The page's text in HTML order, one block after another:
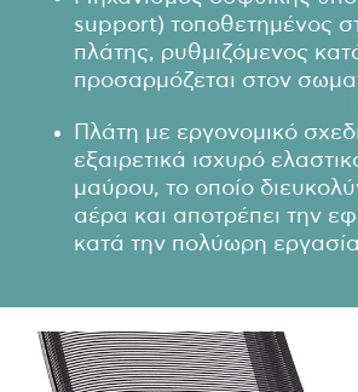
support) τοποθετημένος
πλάτης, ρυθμιζόμενος
προσαρμόζεται στον
Πλάτη με εργονομικό
εξαιρετικά ισχυρό
μαύρου, το οποίο
αέρα και αποτρέπει την
κατά την πολύωρη